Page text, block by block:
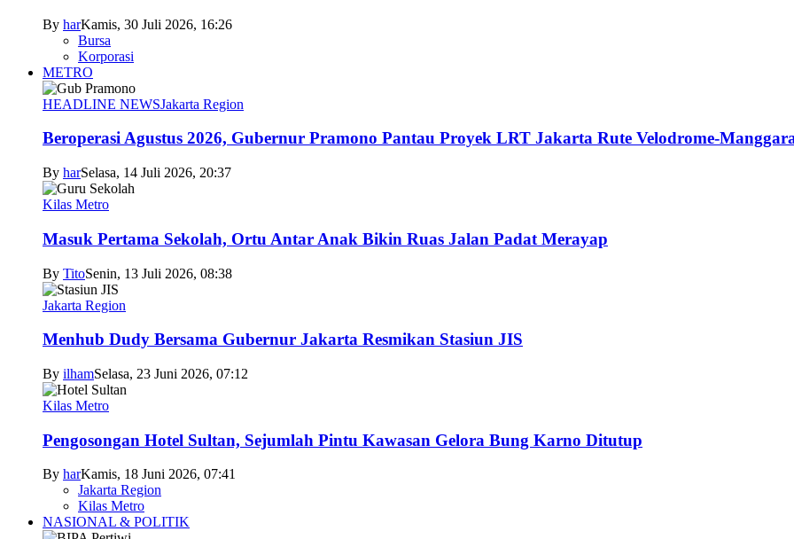
By harKamis, 30 Juli 2026, 16:26
Bursa
Korporasi
METRO
HEADLINE NEWSJakarta Region
Beroperasi Agustus 2026, Gubernur Pramono Pantau Proyek LRT Jakarta Rute Velodrome-
By harSelasa, 14 Juli 2026, 20:37
Kilas Metro
Masuk Pertama Sekolah, Ortu Antar Anak Bikin Ruas Jalan Padat Merayap
By TitoSenin, 13 Juli 2026, 08:38
Jakarta Region
Menhub Dudy Bersama Gubernur Jakarta Resmikan Stasiun JIS
By ilhamSelasa, 23 Juni 2026, 07:12
Kilas Metro
Pengosongan Hotel Sultan, Sejumlah Pintu Kawasan Gelora Bung Karno Ditutup
By harKamis, 18 Juni 2026, 07:41
Jakarta Region
Kilas Metro
NASIONAL & POLITIK